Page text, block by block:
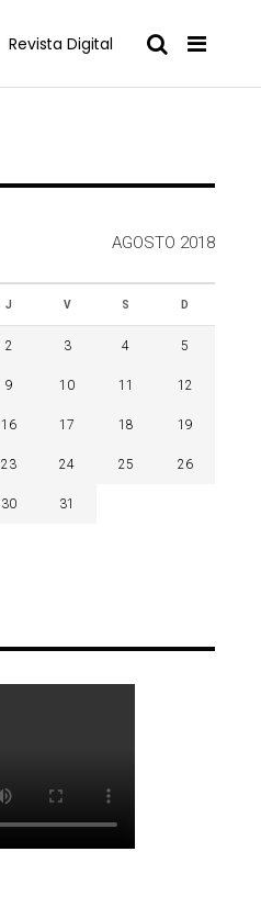
Revista Digital
AGOSTO 2018
J V S D
2 3 4 5
9 10 11 12
16 17 18 19
23 24 25 26
30 31